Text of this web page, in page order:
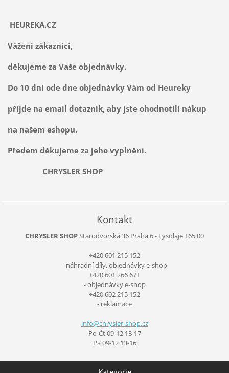
HEUREKA.CZ
Vážení zákazníci,
děkujeme za Vaše objednávky.
Do 10 dní ode dne objednávky Vám od Heureky
přijde na email dotazník, aby jste ohodnotili nákup
na našem eshopu.
Předem děkujeme za jeho vyplnění.
CHRYSLER SHOP
Kontakt
CHRYSLER SHOPStarodvorská 36 Praha 6 - Lysolaje 165 00
+420 601 215 152
- náhradní díly, objednávky e-shop
+420 601 266 671
- objednávky e-shop
+420 602 215 152
- reklamace
info@chrysler-shop.cz
Po-Čt 09-12 13-17
Pa 09-12 13-16